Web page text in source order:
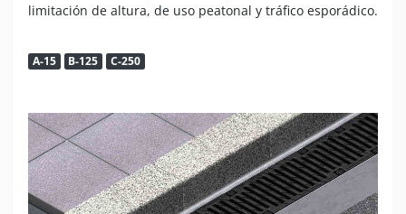
limitación de altura, de uso peatonal y tráfico esporádico.
A-15 B-125 C-250